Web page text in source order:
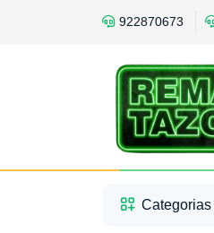
922870673
Categorias